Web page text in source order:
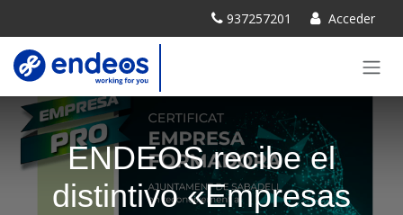
937257201 Acceder
ENDEOS recibe el
distintivo «Empresas